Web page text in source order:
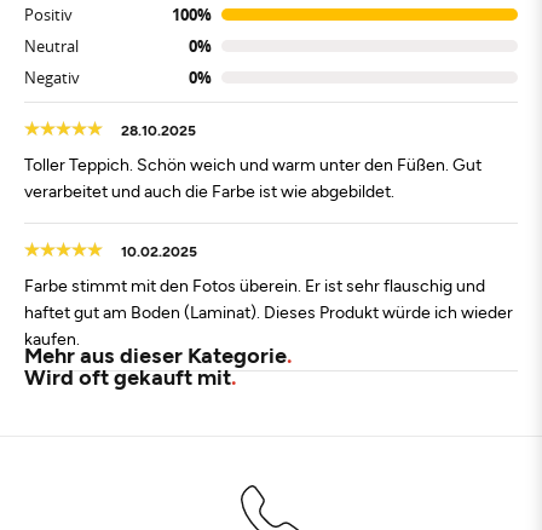
Positiv
100%
Neutral
0%
Negativ
0%
28.10.2025
Toller Teppich. Schön weich und warm unter den Füßen. Gut
verarbeitet und auch die Farbe ist wie abgebildet.
10.02.2025
Farbe stimmt mit den Fotos überein. Er ist sehr flauschig und
haftet gut am Boden (Laminat). Dieses Produkt würde ich wieder
kaufen.
Mehr aus dieser Kategorie
Wird oft gekauft mit